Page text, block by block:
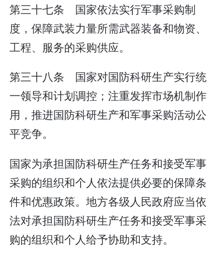
第三十七条 国家依法实行军事采购制
度，保障武装力量所需武器装备和物资、
工程、服务的采购供应。
第三十八条 国家对国防科研生产实行统
一领导和计划调控；注重发挥市场机制作
用，推进国防科研生产和军事采购活动公
平竞争。
国家为承担国防科研生产任务和接受军事
采购的组织和个人依法提供必要的保障条
件和优惠政策。地方各级人民政府应当依
法对承担国防科研生产任务和接受军事采
购的组织和个人给予协助和支持。